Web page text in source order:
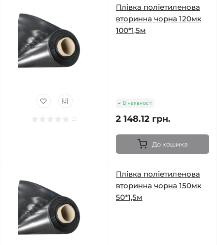
Плівка поліетиленова
вторинна чорна 120мк
100*1,5м
В наявності
2 148.12 грн.
До кошика
Плівка поліетиленова
вторинна чорна 150мк
50*1,5м